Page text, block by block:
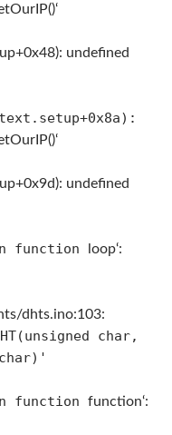
undefined
undefined
function loop‘:
dhts.ino:103:
char,
function function‘: